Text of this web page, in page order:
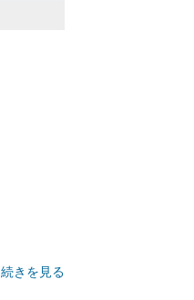
続きを見る